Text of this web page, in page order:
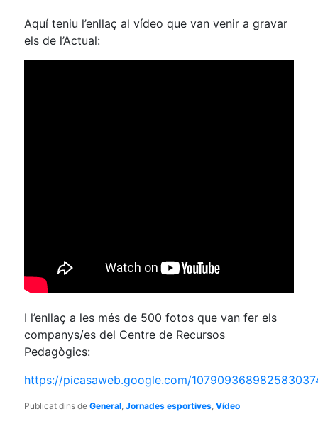
Aquí teniu l’enllaç al vídeo que van venir a gravar
els de l’Actual:
I l’enllaç a les més de 500 fotos que van fer els
companys/es del Centre de Recursos
Pedagògics:
https://picasaweb.google.com/
Publicat dins de General ,Jornades esportives ,Vídeo